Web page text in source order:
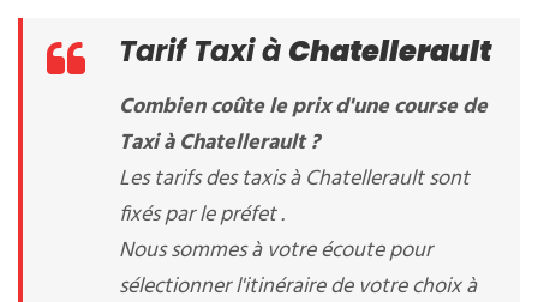
Tarif Taxi à Chatellerault
Combien coûte le prix d'une course de
Taxi à Chatellerault ?
Les tarifs des taxis à Chatellerault sont
fixés par le préfet .
Nous sommes à votre écoute pour
sélectionner l'itinéraire de votre choix à